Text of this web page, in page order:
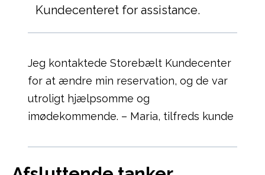
Kundecenteret for assistance.
Jeg kontaktede Storebælt Kundecenter
for at ændre min reservation, og de var
utroligt hjælpsomme og
imødekommende. – Maria, tilfreds kunde